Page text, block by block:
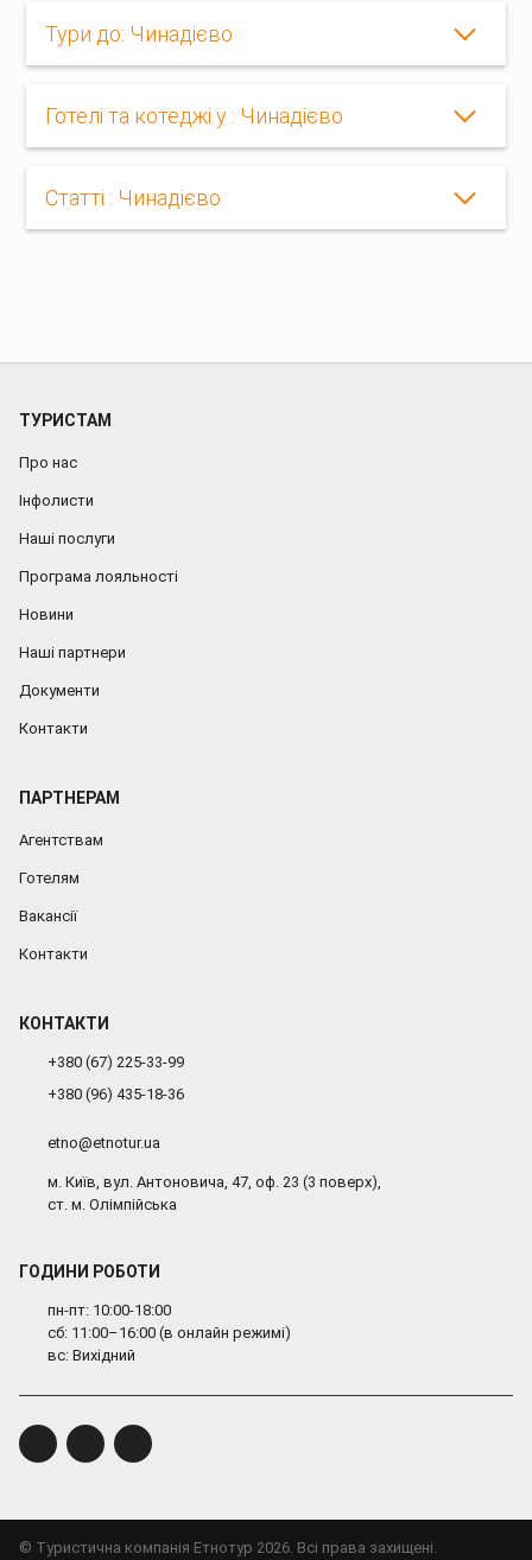
Тури до: Чинадієво
Готелі та котеджі у : Чинадієво
Статті : Чинадієво
ТУРИСТАМ
Про нас
Інфолисти
Наші послуги
Програма лояльності
Новини
Наші партнери
Документи
Контакти
ПАРТНЕРАМ
Агентствам
Готелям
Вакансії
Контакти
КОНТАКТИ
+380 (67) 225-33-99
+380 (96) 435-18-36
etno@etnotur.ua
м. Київ, вул. Антоновича, 47, оф. 23 (3 поверх),
ст. м. Олімпійська
ГОДИНИ РОБОТИ
пн-пт: 10:00-18:00
сб: 11:00–16:00 (в онлайн режимі)
вс: Вихідний
© Туристична компанія Етнотур 2026. Всі права захищені.